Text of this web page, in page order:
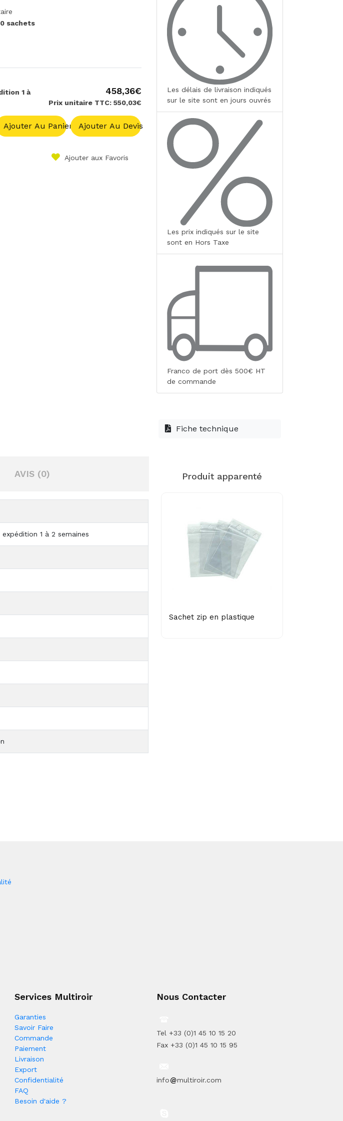
sachets
1 à
458,36€
Prix unitaire TTC: 550,03€
Ajouter Au Panier Ajouter Au Devis
Ajouter aux Favoris
Les délais de livraison indiqués
sur le site sont en jours ouvrés
Les prix indiqués sur le site
sont en Hors Taxe
Franco de port dès 500€ HT
de commande
Fiche technique
AVIS (0)
1 à 2 semaines
Produit apparenté
Sachet zip en plastique
Services Multiroir
Garanties
Savoir Faire
Commande
Paiement
Livraison
Export
Confidentialité
FAQ
Besoin d'aide ?
Nous Contacter
Tel +33 (0)1 45 10 15 20
Fax +33 (0)1 45 10 15 95
info multiroir.com